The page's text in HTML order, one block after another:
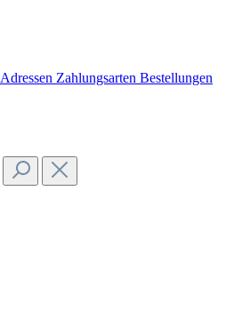
Adressen Zahlungsarten Bestellungen